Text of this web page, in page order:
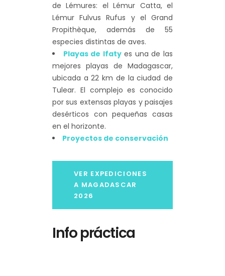
de Lémures: el Lémur Catta, el
Lémur Fulvus Rufus y el Grand
Propithèque, además de 55
especies distintas de aves.
Playas de Ifaty es una de las
mejores playas de Madagascar,
ubicada a 22 km de la ciudad de
Tulear. El complejo es conocido
por sus extensas playas y paisajes
desérticos con pequeñas casas
en el horizonte.
Proyectos de conservación
VER EXPEDICIONES
A MAGADASCAR
2026
Info práctica